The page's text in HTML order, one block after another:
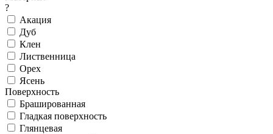
?
Акация
Дуб
Клен
Лиственница
Орех
Ясень
Поверхность
Брашированная
Гладкая поверхность
Глянцевая